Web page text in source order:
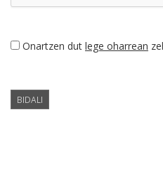
Onartzen dut lege oharrean
BIDALI